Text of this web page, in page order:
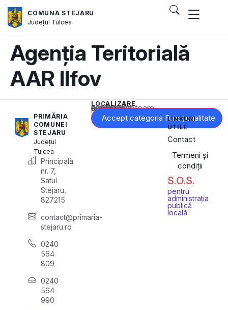
COMUNA STEJARU
Județul Tulcea
Agenția Teritorială
AAR Ilfov
PRIMĂRIA
COMUNEI
STEJARU
Județul
Tulcea
Principală
nr. 7,
Satul
Stejaru,
827215
contact@primaria-
stejaru.ro
0240
564
809
0240
564
990
LOCALIZARE
Acest conținut este blocat până când acceptați categoria corespunzătoare de cookie-uri.
Accept categoria Funcționalitate
LINKURI
UTILE
Contact
Termeni și
condiții
S.O.S.
pentru
administrația
publică
locală